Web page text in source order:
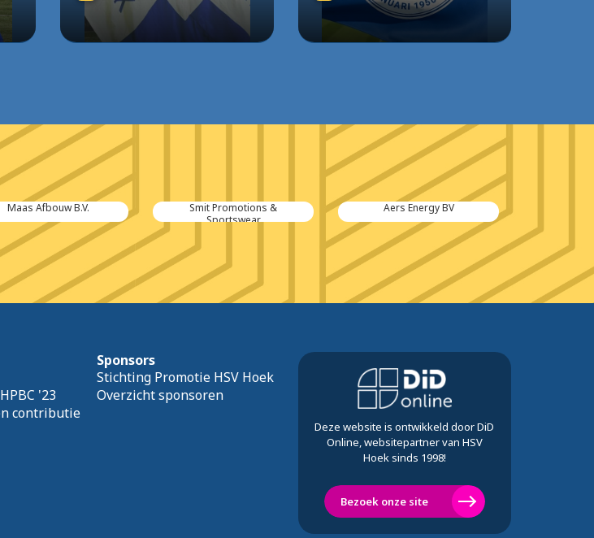
Maas Afbouw B.V.
Smit Promotions &
Sportswear
Aers Energy BV
'23
contributie
Sponsors
Stichting Promotie HSV Hoek
Overzicht sponsoren
Deze website is ontwikkeld door DiD
Online, websitepartner van HSV
Hoek sinds 1998!
Bezoek onze site